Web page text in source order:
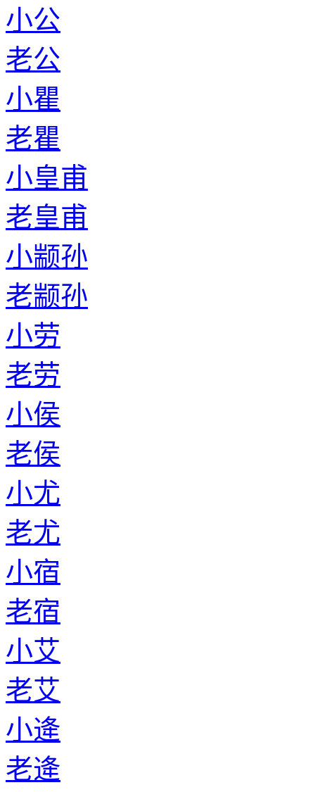
小公
老公
小瞿
老瞿
小皇甫
老皇甫
小颛孙
老颛孙
小劳
老劳
小侯
老侯
小尤
老尤
小宿
老宿
小艾
老艾
小逄
老逄